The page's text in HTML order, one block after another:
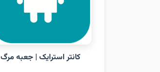
کانتر استرایک | جعبه مرگ